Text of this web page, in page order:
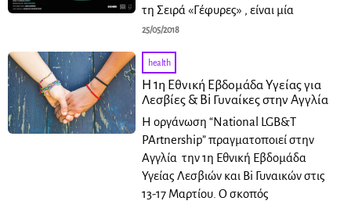
τη Σειρά «Γέφυρες» , είναι μία
25/05/2018
health
Η 1η Εθνική Εβδομάδα Υγείας για
Λεσβίες & Bi Γυναίκες στην Αγγλία
Η οργάνωση “National LGB&T
PArtnership” πραγματοποιεί στην
Αγγλία την 1η Εθνική Εβδομάδα
Υγείας Λεσβιών και Bi Γυναικών στις
13-17 Μαρτίου. Ο σκοπός